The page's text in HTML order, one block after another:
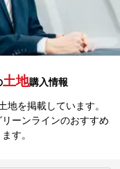
土地購入情報
地を掲載しています。
ーンラインのおすすめ
す。